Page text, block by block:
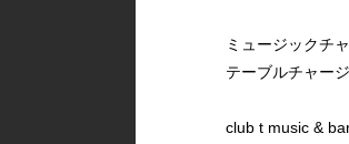
ミュージックチ
テーブルチャー
club t music &